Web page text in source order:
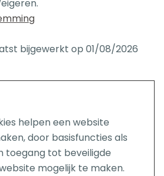
bijgewerkt op 01/08/2026
helpen een website
door basisfuncties als
toegang tot beveiligde
mogelijk te maken.